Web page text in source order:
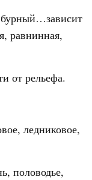
бурный…зависит
равнинная,
от рельефа.
ледниковое,
половодье,